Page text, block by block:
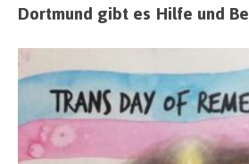
Dortmund gibt es Hilfe und